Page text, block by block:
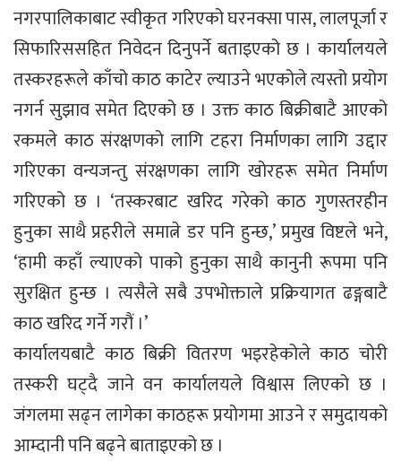
नगरपालिकाबाट स्वीकृत गरिएको घरनक्सा पास, लालपूर्जा र
सिफारिससहित निवेदन दिनुपर्ने बताइएको छ । कार्यालयले
तस्करहरूले काँचो काठ काटेर ल्याउने भएकोले त्यस्तो प्रयोग
नगर्न सुझाव समेत दिएको छ । उक्त काठ बिक्रीबाटै आएको
रकमले काठ संरक्षणको लागि टहरा निर्माणका लागि उद्दार
गरिएका वन्यजन्तु संरक्षणका लागि खोरहरू समेत निर्माण
गरिएको छ । ‘तस्करबाट खरिद गरेको काठ गुणस्तरहीन
हुनुका साथै प्रहरीले समात्ने डर पनि हुन्छ,’ प्रमुख विष्टले भने,
‘हामी कहाँ ल्याएको पाको हुनुका साथै कानुनी रूपमा पनि
सुरक्षित हुन्छ । त्यसैले सबै उपभोक्ताले प्रक्रियागत ढङ्गबाटै
काठ खरिद गर्ने गरौं ।’
कार्यालयबाटै काठ बिक्री वितरण भइरहेकोले काठ चोरी
तस्करी घट्दै जाने वन कार्यालयले विश्वास लिएको छ ।
जंगलमा सढ्न लागेका काठहरू प्रयोगमा आउने र समुदायको
आम्दानी पनि बढ्ने बाताइएको छ ।